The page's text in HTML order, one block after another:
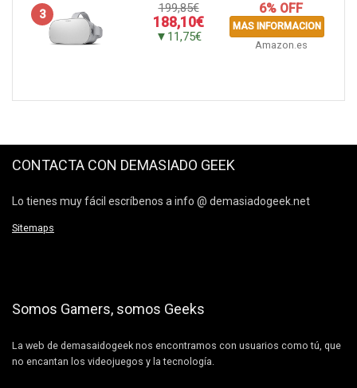
3
199,85€
188,10€
▼11,75€
6% OFF
MAS INFORMACION
Amazon.es
CONTACTA CON DEMASIADO GEEK
Lo tienes muy fácil escríbenos a info @ demasiadogeek.net
Sitemaps
Somos Gamers, somos Geeks
La web de demasaidogeek nos encontramos con usuarios como tú, que
no encantan los videojuegos y la tecnología.